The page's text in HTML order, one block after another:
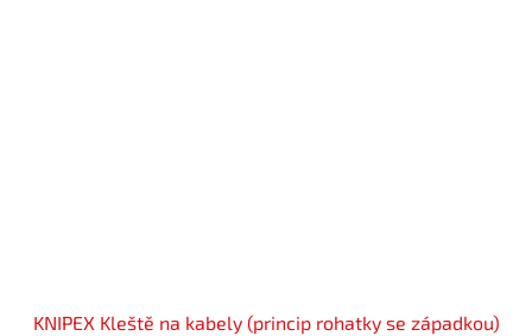
KNIPEX Kleště na kabely (princip rohatky se západkou)